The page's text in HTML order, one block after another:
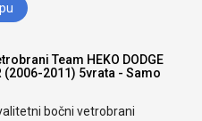
Team HEKO DODGE
(2006-2011) 5vrata - Samo
bočni vetrobrani